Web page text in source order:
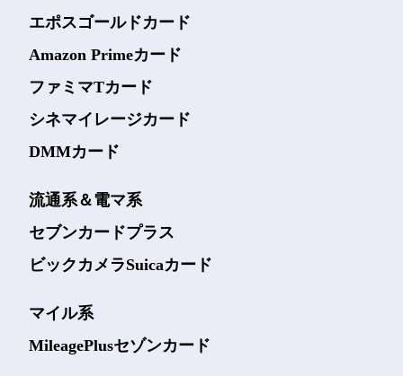
エポスゴールドカード
Amazon Primeカード
ファミマTカード
シネマイレージカード
DMMカード
流通系＆電マ系
セブンカードプラス
ビックカメラSuicaカード
マイル系
MileagePlusセゾンカード